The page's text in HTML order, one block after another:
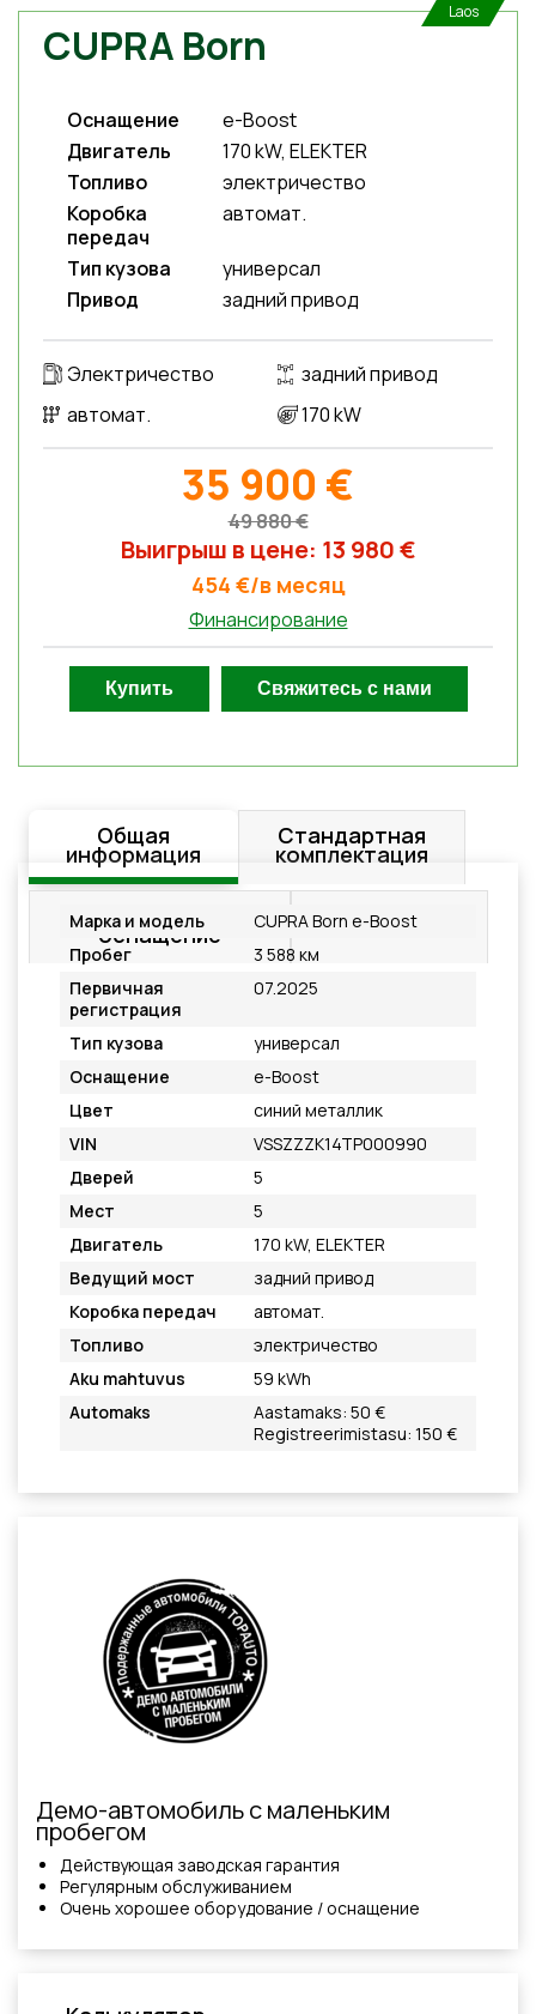
CUPRA Born
Laos
Оснащение
e-Boost
Двигатель
170 kW, ELEKTER
Топливо
электричество
Коробка
передач
автомат.
Тип кузова
универсал
Привод
задний привод
Электричество
автомат.
задний привод
170 kW
35 900 €
49 880 €
Выигрыш в цене: 13 980 €
454 €/в месяц
Финансирование
Общая
информация
Стандартная
комплектация
Дополнительное
оснащение
Подробнее
Марка и модель
CUPRA Born e-Boost
Пробег
3 588 км
Первичная
регистрация
07.2025
Тип кузова
универсал
Оснащение
e-Boost
Цвет
синий металлик
VIN
VSSZZZK14TP000990
Дверей
5
Мест
5
Двигатель
170 kW, ELEKTER
Ведущий мост
задний привод
Коробка передач
автомат.
Топливо
электричество
Aku mahtuvus
59 kWh
Automaks
Aastamaks: 50 €
Registreerimistasu: 150 €
Демо-автомобиль с маленьким
пробегом
Действующая заводская гарантия
Регулярным обслуживанием
Очень хорошее оборудование / оснащение